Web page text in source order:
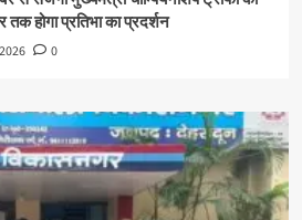
होगा प्रतिभा का प्रदर्शन
0